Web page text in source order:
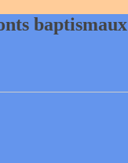
baptismaux